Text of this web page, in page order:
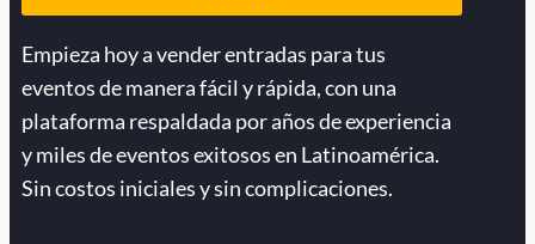
Empieza hoy a vender entradas para tus
eventos de manera fácil y rápida, con una
plataforma respaldada por años de experiencia
y miles de eventos exitosos en Latinoamérica.
Sin costos iniciales y sin complicaciones.